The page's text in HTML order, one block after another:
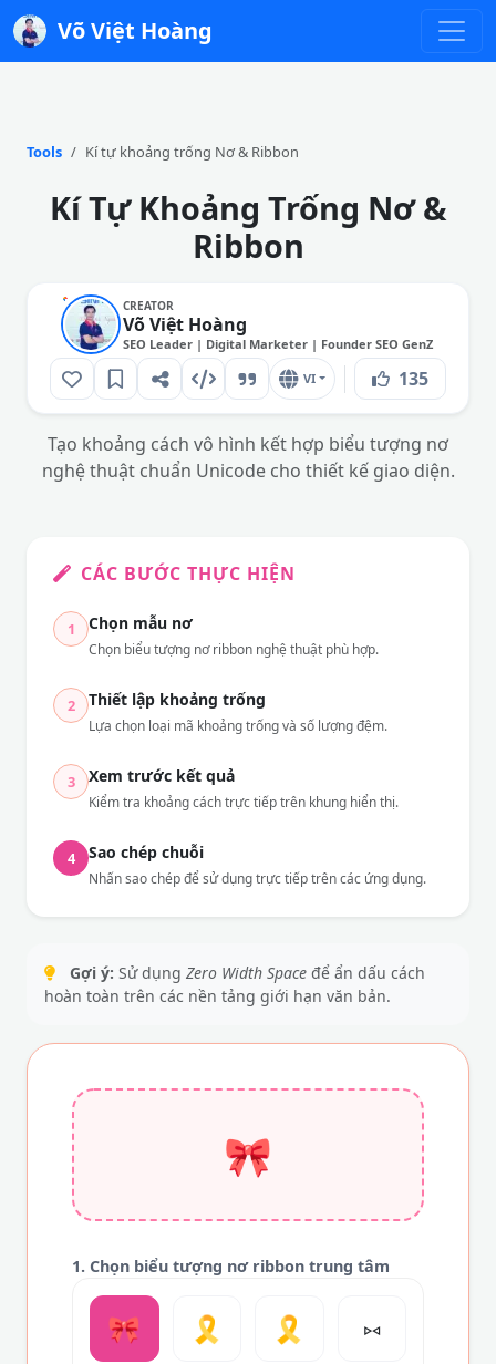
Võ Việt Hoàng
Tools Kí tự khoảng trống Nơ & Ribbon
Kí Tự Khoảng Trống Nơ &
Ribbon
CREATOR
Võ Việt Hoàng
SEO Leader | Digital Marketer | Founder SEO GenZ
VI 135
Tạo khoảng cách vô hình kết hợp biểu tượng nơ
nghệ thuật chuẩn Unicode cho thiết kế giao diện.
CÁC BƯỚC THỰC HIỆN
1 Chọn mẫu nơ
Chọn biểu tượng nơ ribbon nghệ thuật phù hợp.
2 Thiết lập khoảng trống
Lựa chọn loại mã khoảng trống và số lượng đệm.
3 Xem trước kết quả
Kiểm tra khoảng cách trực tiếp trên khung hiển thị.
4 Sao chép chuỗi
Nhấn sao chép để sử dụng trực tiếp trên các ứng dụng.
Gợi ý: Sử dụng Zero Width Space để ẩn dấu cách
hoàn toàn trên các nền tảng giới hạn văn bản.
🎀
1. Chọn biểu tượng nơ ribbon trung tâm
🎀 🎗️ 🎗 ⑅